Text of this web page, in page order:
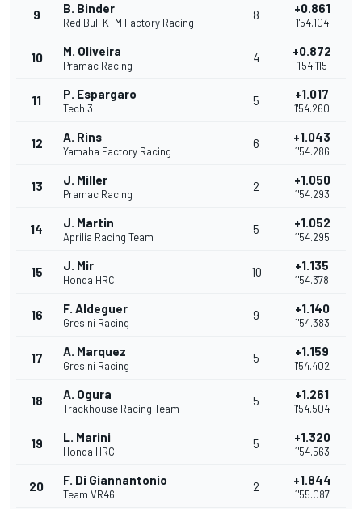
9 B. Binder
Red Bull KTM Factory Racing
8 +0.861
1'54.104
10 M. Oliveira
Pramac Racing
4 +0.872
1'54.115
11 P. Espargaro
Tech 3
5 +1.017
1'54.260
12 A. Rins
Yamaha Factory Racing
6 +1.043
1'54.286
13 J. Miller
Pramac Racing
2 +1.050
1'54.293
14 J. Martin
Aprilia Racing Team
5 +1.052
1'54.295
15 J. Mir
Honda HRC
10 +1.135
1'54.378
16 F. Aldeguer
Gresini Racing
9 +1.140
1'54.383
17 A. Marquez
Gresini Racing
5 +1.159
1'54.402
18 A. Ogura
Trackhouse Racing Team
5 +1.261
1'54.504
19 L. Marini
Honda HRC
5 +1.320
1'54.563
20 F. Di Giannantonio
Team VR46
2 +1.844
1'55.087